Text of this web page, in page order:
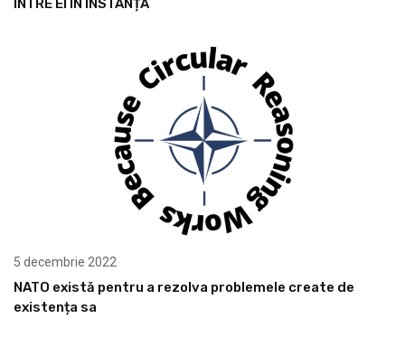
ÎNTRE EI ÎN INSTANȚĂ
5 decembrie 2022
NATO există pentru a rezolva problemele create de
existența sa